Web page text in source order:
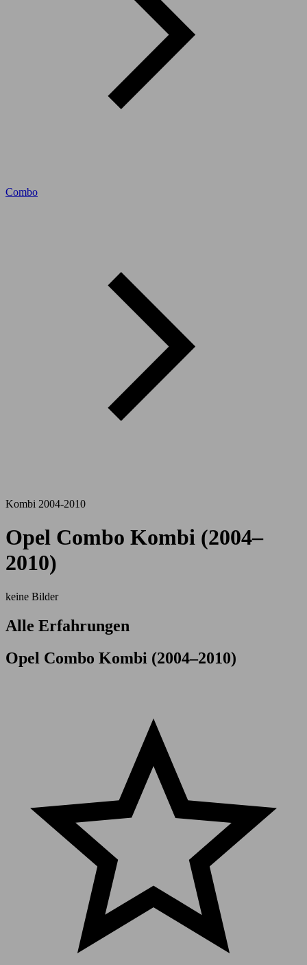
Combo
Kombi 2004-2010
Opel Combo Kombi (2004–
2010)
keine Bilder
Alle Erfahrungen
Opel Combo Kombi (2004–2010)